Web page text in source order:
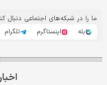
ما را در شبکه‌های اجتماعی دنبال
بله
اینستاگرم تلگرام